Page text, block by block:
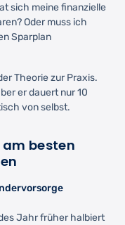
sich meine finanzielle
Oder muss ich
Sparplan
Theorie zur Praxis.
er dauert nur 10
von selbst.
besten
Jahr früher halbiert